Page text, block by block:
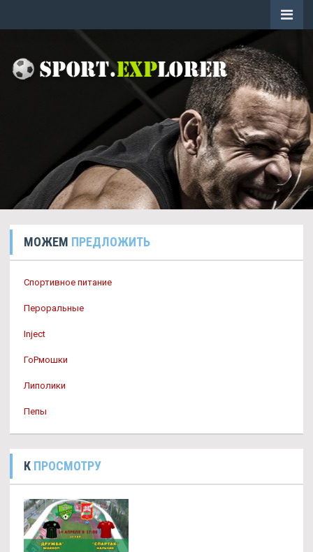
МОЖЕМ ПРЕДЛОЖИТЬ
Спортивное питание
Пероральные
Inject
ГоРмошки
Липолики
Пепы
К ПРОСМОТРУ